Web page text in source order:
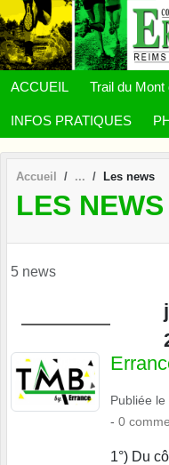
ACCUEIL Trail du Mont
INFOS PRATIQUES
Accueil Les news
LES NEWS
5 news
Publiée le
- 0
1°) Du
Panneau de gestion des